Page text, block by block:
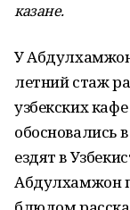
казане.
У
летний стаж
узбекских
обосновались
ездят в
Абдулхамжон